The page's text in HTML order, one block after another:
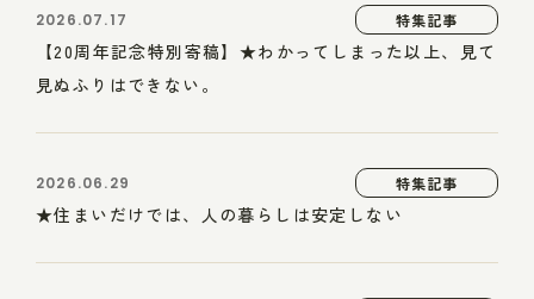
2026.07.17 特集記事
【20周年記念特別寄稿】★わかってしまった以上、見て
見ぬふりはできない。
2026.06.29 特集記事
★住まいだけでは、人の暮らしは安定しない